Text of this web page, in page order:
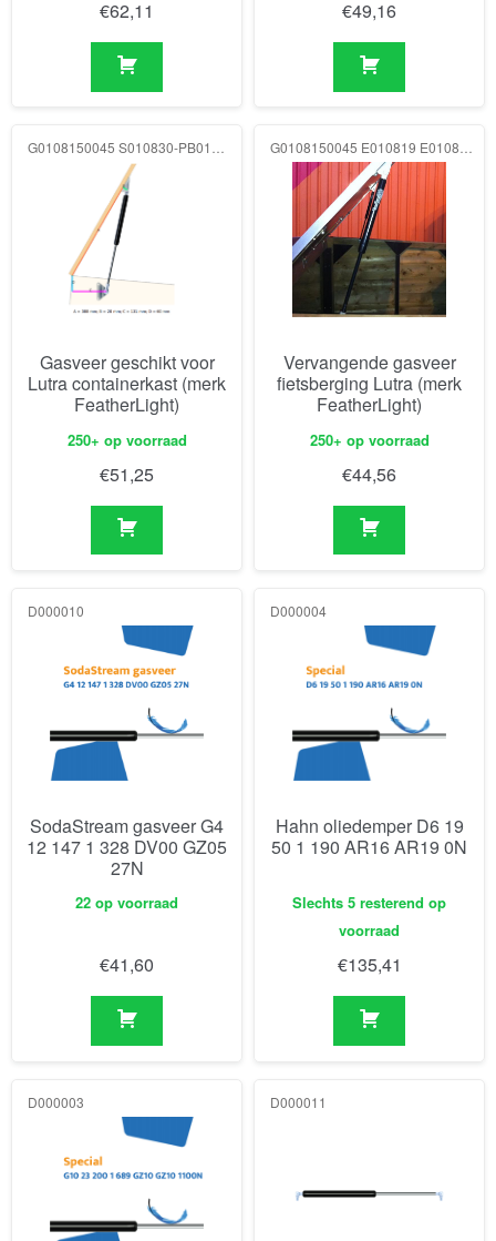
€62,11 €49,16
G0108150045 S010830-PB0113 E010819-BH0110 150N
Gasveer geschikt voor
Lutra containerkast (merk
FeatherLight)
250+ op voorraad
€51,25
G0108150045 E010819 E010819 150N
Vervangende gasveer
fietsberging Lutra (merk
FeatherLight)
250+ op voorraad
€44,56
D000010
SodaStream gasveer G4
12 147 1 328 DV00 GZ05
27N
22 op voorraad
€41,60
D000004
Hahn oliedemper D6 19
50 1 190 AR16 AR19 0N
Slechts 5 resterend op
voorraad
€135,41
D000003 D000011